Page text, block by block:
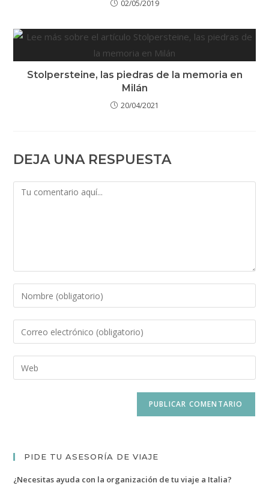
02/05/2019
Stolpersteine, las piedras de la memoria en
Milán
20/04/2021
DEJA UNA RESPUESTA
Comentario
Introduce
tu
nombre
de
usuario
Introduce
tu
dirección
de
Introduce
la
(opcional)
PIDE TU ASESORÍA DE VIAJE
¿Necesitas ayuda con la organización de tu viaje a Italia?